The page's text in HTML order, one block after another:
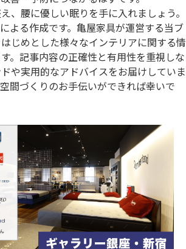
、腰に優しい眠りを手に入れましょう。
よる作成です。亀屋家具が運営する当ブ
じめとした様々なインテリアに関する情
。記事内容の正確性と有用性を重視しな
や実用的なアドバイスをお届けしていま
間づくりのお手伝いができれば幸いで